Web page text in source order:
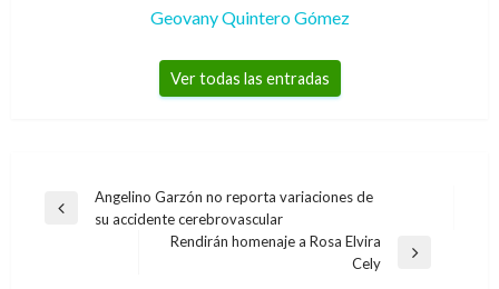
Geovany Quintero Gómez
Ver todas las entradas
Navegación
Entrada
Angelino Garzón no reporta variaciones de
su accidente cerebrovascular
Rendirán homenaje a Rosa Elvira
Cely